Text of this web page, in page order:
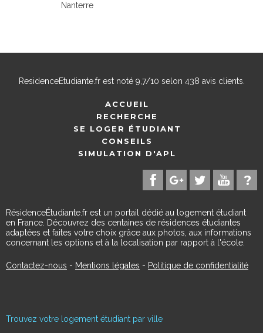
Nanterre
ResidenceEtudiante.frest noté 9,7/10 selon 438 avis clients.
ACCUEIL
RECHERCHE
SE LOGER ÉTUDIANT
CONSEILS
SIMULATION D'APL
RésidenceÉtudiante.fr est un portail dédié au logement étudiant
en France. Découvrez des centaines de résidences étudiantes
adaptées et faites votre choix grâce aux photos, aux informations
concernant les options et à la localisation par rapport à l'école.
Contactez-nous - Mentions légales - Politique de confidentialité
Trouvez votre logement étudiant par ville